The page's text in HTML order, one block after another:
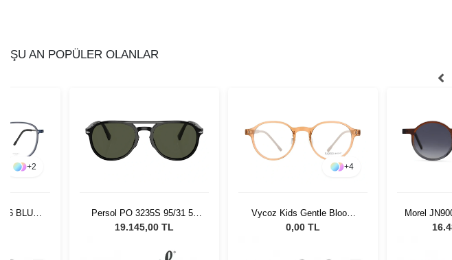
ŞU AN POPÜLER OLANLAR
+2
BLU-G
Persol PO 3235S 95/31 55
Unisex Güneş Gözlüğü
19.145,00 TL
+4
Vycoz Kids Gentle Bloom
BRN 46-19 135
0,00 TL
Morel
Unisex